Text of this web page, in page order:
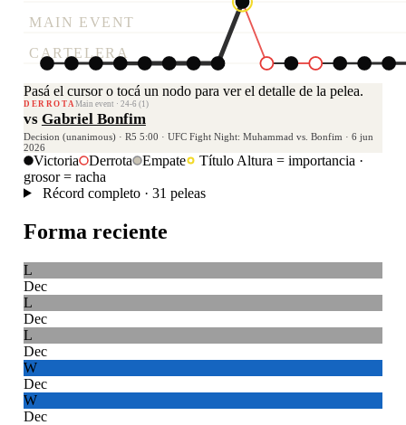
MAIN EVENT
CARTELERA
Pasá el cursor o tocá un nodo para ver el detalle de la pelea.
DERROTAMain event · 24-6 (1)
vs Gabriel Bonfim
Decision (unanimous) · R5 5:00 · UFC Fight Night: Muhammad vs. Bonfim · 6 jun
2026
Victoria Derrota Empate Título Altura = importancia ·
grosor = racha
Récord completo · 31 peleas
Forma reciente
L
Dec
L
Dec
L
Dec
W
Dec
W
Dec